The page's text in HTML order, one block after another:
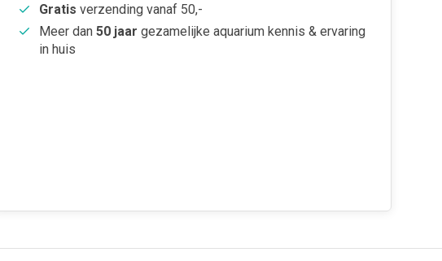
Gratis verzending vanaf 50,-
Meer dan 50 jaar gezamelijke aquarium kennis & ervaring
in huis